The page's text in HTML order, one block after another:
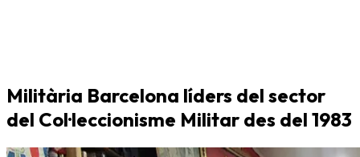
Militària Barcelona líders del sector
del Col·leccionisme Militar des del 1983